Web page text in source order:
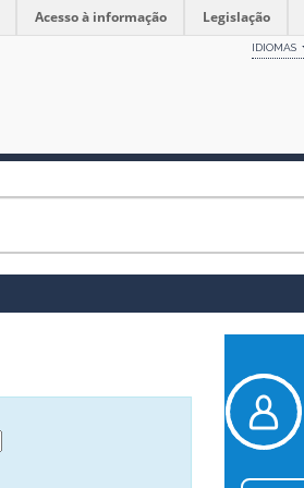
Acesso à informação Legislação
IDIOMAS